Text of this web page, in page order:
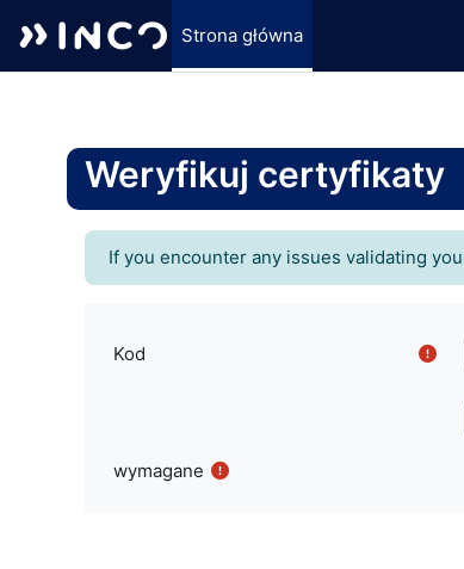
Strona główna
Weryfikuj certyfikaty
If you encounter any issues validating
Kod
wymagane